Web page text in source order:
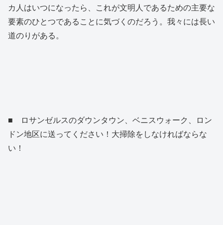
カ人はいつになったら、これが文明人であるための主要な
要素のひとつであることに気づくのだろう。我々には長い
道のりがある。
■ ロサンゼルスのダウンタウン、ベニスウォーク、ロン
ドン地区に送ってください！大掃除をしなければならな
い！